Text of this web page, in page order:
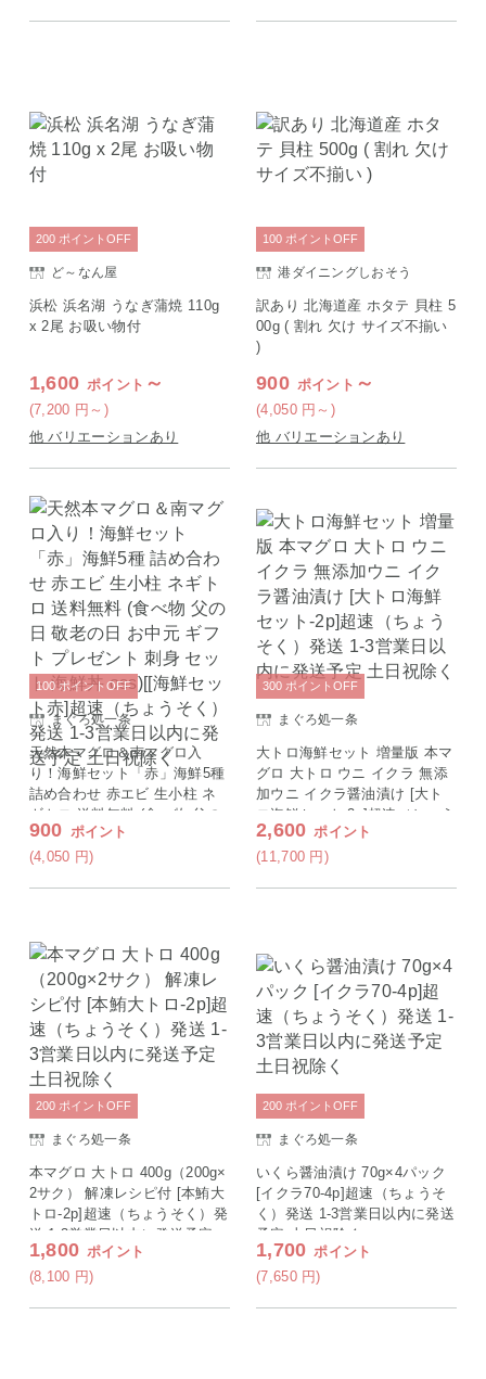
ど～なん屋
浜松 浜名湖 うなぎ蒲焼 110g
x 2尾 お吸い物付
1,600 ポイント ～
(7,200 円 ～)
200 ポイント OFF
他 バリエーションあり
港ダイニングしおそう
訳あり 北海道産 ホタテ 貝柱 5
00g ( 割れ 欠け サイズ不揃い
)
900 ポイント ～
(4,050 円 ～)
100 ポイント OFF
他 バリエーションあり
まぐろ処一条
天然本マグロ＆南マグロ入
り！海鮮セット「赤」海鮮5種
詰め合わせ 赤エビ 生小柱 ネ
ギトロ 送料無料 (食べ物 父の
日 敬老の日 お中元 ギフト プ
レゼント 刺身 セット 海鮮丼 o
900 ポイント
(4,050 円)
100ポイントOFF
まぐろ処一条
大トロ海鮮セット 増量版 本マ
グロ 大トロ ウニ イクラ 無添
加ウニ イクラ醤油漬け [大ト
ロ海鮮セット-2p]超速（ちょう
そく）発送 1-3営業日以内に発
送予定 土日祝除く
2,600 ポイント
(11,700 円 )
300 ポイント OFF
まぐろ処一条
本マグロ 大トロ 400g（200g×
2サク） 解凍レシピ付 [本鮪大
トロ-2p]超速（ちょうそく）発
送 1-3営業日以内に発送予定
土日祝除く
1,800 ポイント
(8,100 円)
200 ポイント OFF
まぐろ処一条
いくら醤油漬け 70g×4パック
[イクラ70-4p]超速（ちょうそ
く）発送 1-3営業日以内に発送
予定 土日祝除く
1,700 ポイント
(7,650 円)
200 ポイント OFF